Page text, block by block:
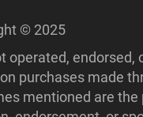
© 2025
endorsed,
purchases made
mentioned are